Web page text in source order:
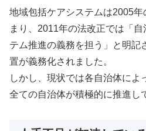
地域包括ケアシステムは2005
まり、2011年の法改正では「
テム推進の義務を担う」と明記
置が義務化されました。
しかし、現状では各自治体によ
全ての自治体が積極的に推進し